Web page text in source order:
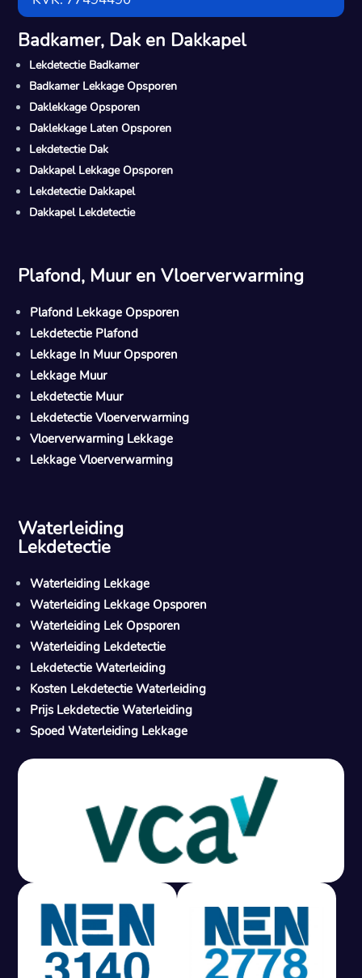
M
Gratis offerte in 24 uur
Geen lekkage? Geen betaling.
Vast tarief van € 395,- exc btw.
Rapport binnen 3 werkdagen.
100% RIsicovrij.
Badkamer, Dak en Dakkapel
Lekdetectie Badkamer
Badkamer Lekkage Opsporen
Daklekkage Opsporen
Daklekkage Laten Opsporen
Lekdetectie Dak
Dakkapel Lekkage Opsporen
Lekdetectie Dakkapel
Dakkapel Lekdetectie
Plafond, Muur en Vloerverwarming
Plafond Lekkage Opsporen
Lekdetectie Plafond
Lekkage In Muur Opsporen
Lekkage Muur
Lekdetectie Muur
Lekdetectie Vloerverwarming
Vloerverwarming Lekkage
Lekkage Vloerverwarming
Waterleiding
Lekdetectie
Waterleiding Lekkage
Waterleiding Lekkage Opsporen
Waterleiding Lek Opsporen
Waterleiding Lekdetectie
Lekdetectie Waterleiding
Kosten Lekdetectie Waterleiding
Prijs Lekdetectie Waterleiding
Spoed Waterleiding Lekkage